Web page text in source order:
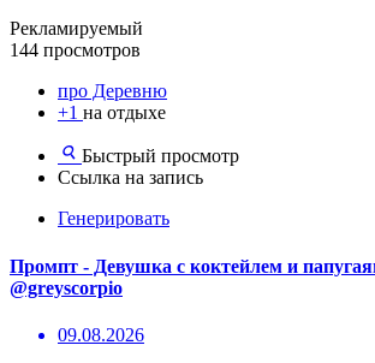
Рекламируемый
144 просмотров
про Деревню
+1 на отдыхе
Быстрый просмотр
Ссылка на запись
Генерировать
Промпт - Девушка с коктейлем и
@greyscorpio
09.08.2026